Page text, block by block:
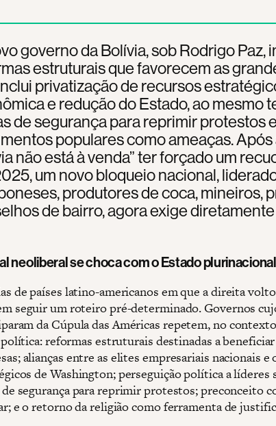
governo da Bolívia, sob Rodrigo Paz,
estruturais que favorecem as
privatização de recursos
e redução do Estado, ao mesmo
de segurança para reprimir protestos
populares como ameaças. Após
não está à venda” ter forçado um
um novo bloqueio nacional,
produtores de coca, mineiros,
de bairro, agora exige
neoliberal se choca com o Estado plurinacional
de países latino-americanos em que a direita
seguir um roteiro pré-determinado. Governos
da Cúpula das Américas repetem, no
reformas estruturais destinadas a beneficiar
alianças entre as elites empresariais nacionais e
de Washington; perseguição política a líderes
segurança para reprimir protestos; preconceito
e o retorno da religião como ferramenta de